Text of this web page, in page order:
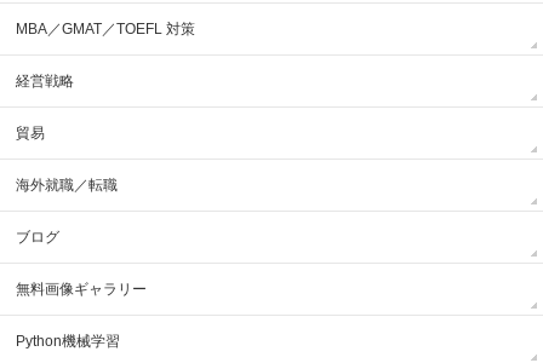
MBA／GMAT／TOEFL 対策
経営戦略
貿易
海外就職／転職
ブログ
無料画像ギャラリー
Python機械学習